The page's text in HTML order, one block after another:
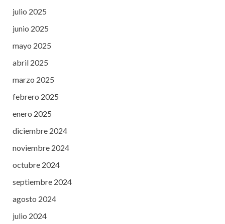
julio 2025
junio 2025
mayo 2025
abril 2025
marzo 2025
febrero 2025
enero 2025
diciembre 2024
noviembre 2024
octubre 2024
septiembre 2024
agosto 2024
julio 2024